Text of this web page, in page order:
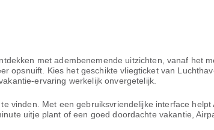
met adembenemende uitzichten, vanaf het
opsnuift. Kies het geschikte vliegticket van
ervaring werkelijk onvergetelijk.
vinden. Met een gebruiksvriendelijke interface helpt
uitje plant of een goed doordachte vakantie,